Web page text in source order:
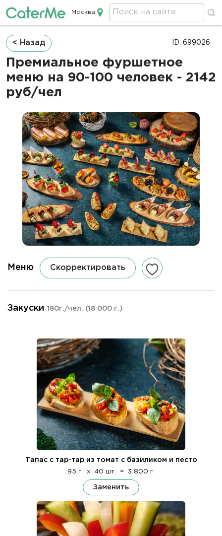
Кейтеринг в Москве
Москва
Строка
навигации
< Назад
Премиальное фуршетное
меню на 90-100 человек - 2142
руб/чел
ID: 699026
Меню Скорректировать
Закуски 180г./чел. (18 000 г.)
Тапас с тар-тар из томат с базиликом и песто
95 г. x 40 шт. = 3 800 г.
Заменить